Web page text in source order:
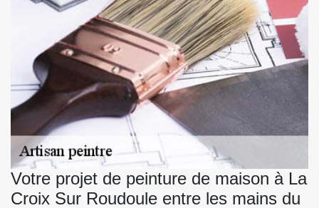
Votre projet de peinture de maison à La
Croix Sur Roudoule entre les mains du